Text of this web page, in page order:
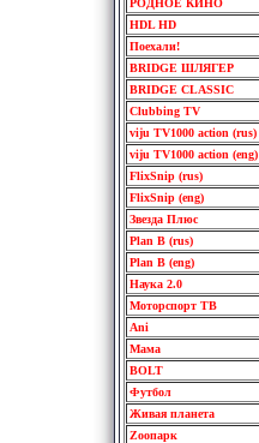
РОДНОЕ КИНО
HDL HD
Поехали!
BRIDGE ШЛЯГЕР
BRIDGE CLASSIC
Clubbing TV
viju TV1000 action (rus)
viju TV1000 action (eng)
FlixSnip (rus)
FlixSnip (eng)
Звезда Плюс
Plan B (rus)
Plan B (eng)
Наука 2.0
Моторспорт ТВ
Ani
Мама
BOLT
Футбол
Живая планета
Zooпарк